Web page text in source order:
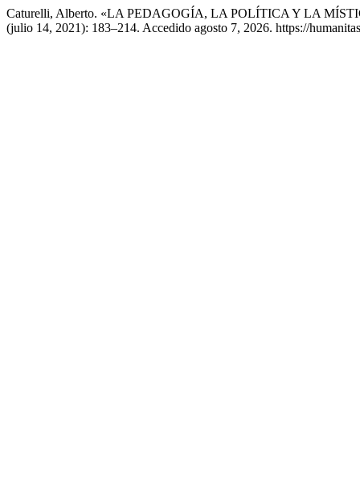
Caturelli, Alberto. «LA PEDAGOGÍA, LA POLÍTICA Y LA
(julio 14, 2021): 183–214. Accedido agosto 7, 2026. https://